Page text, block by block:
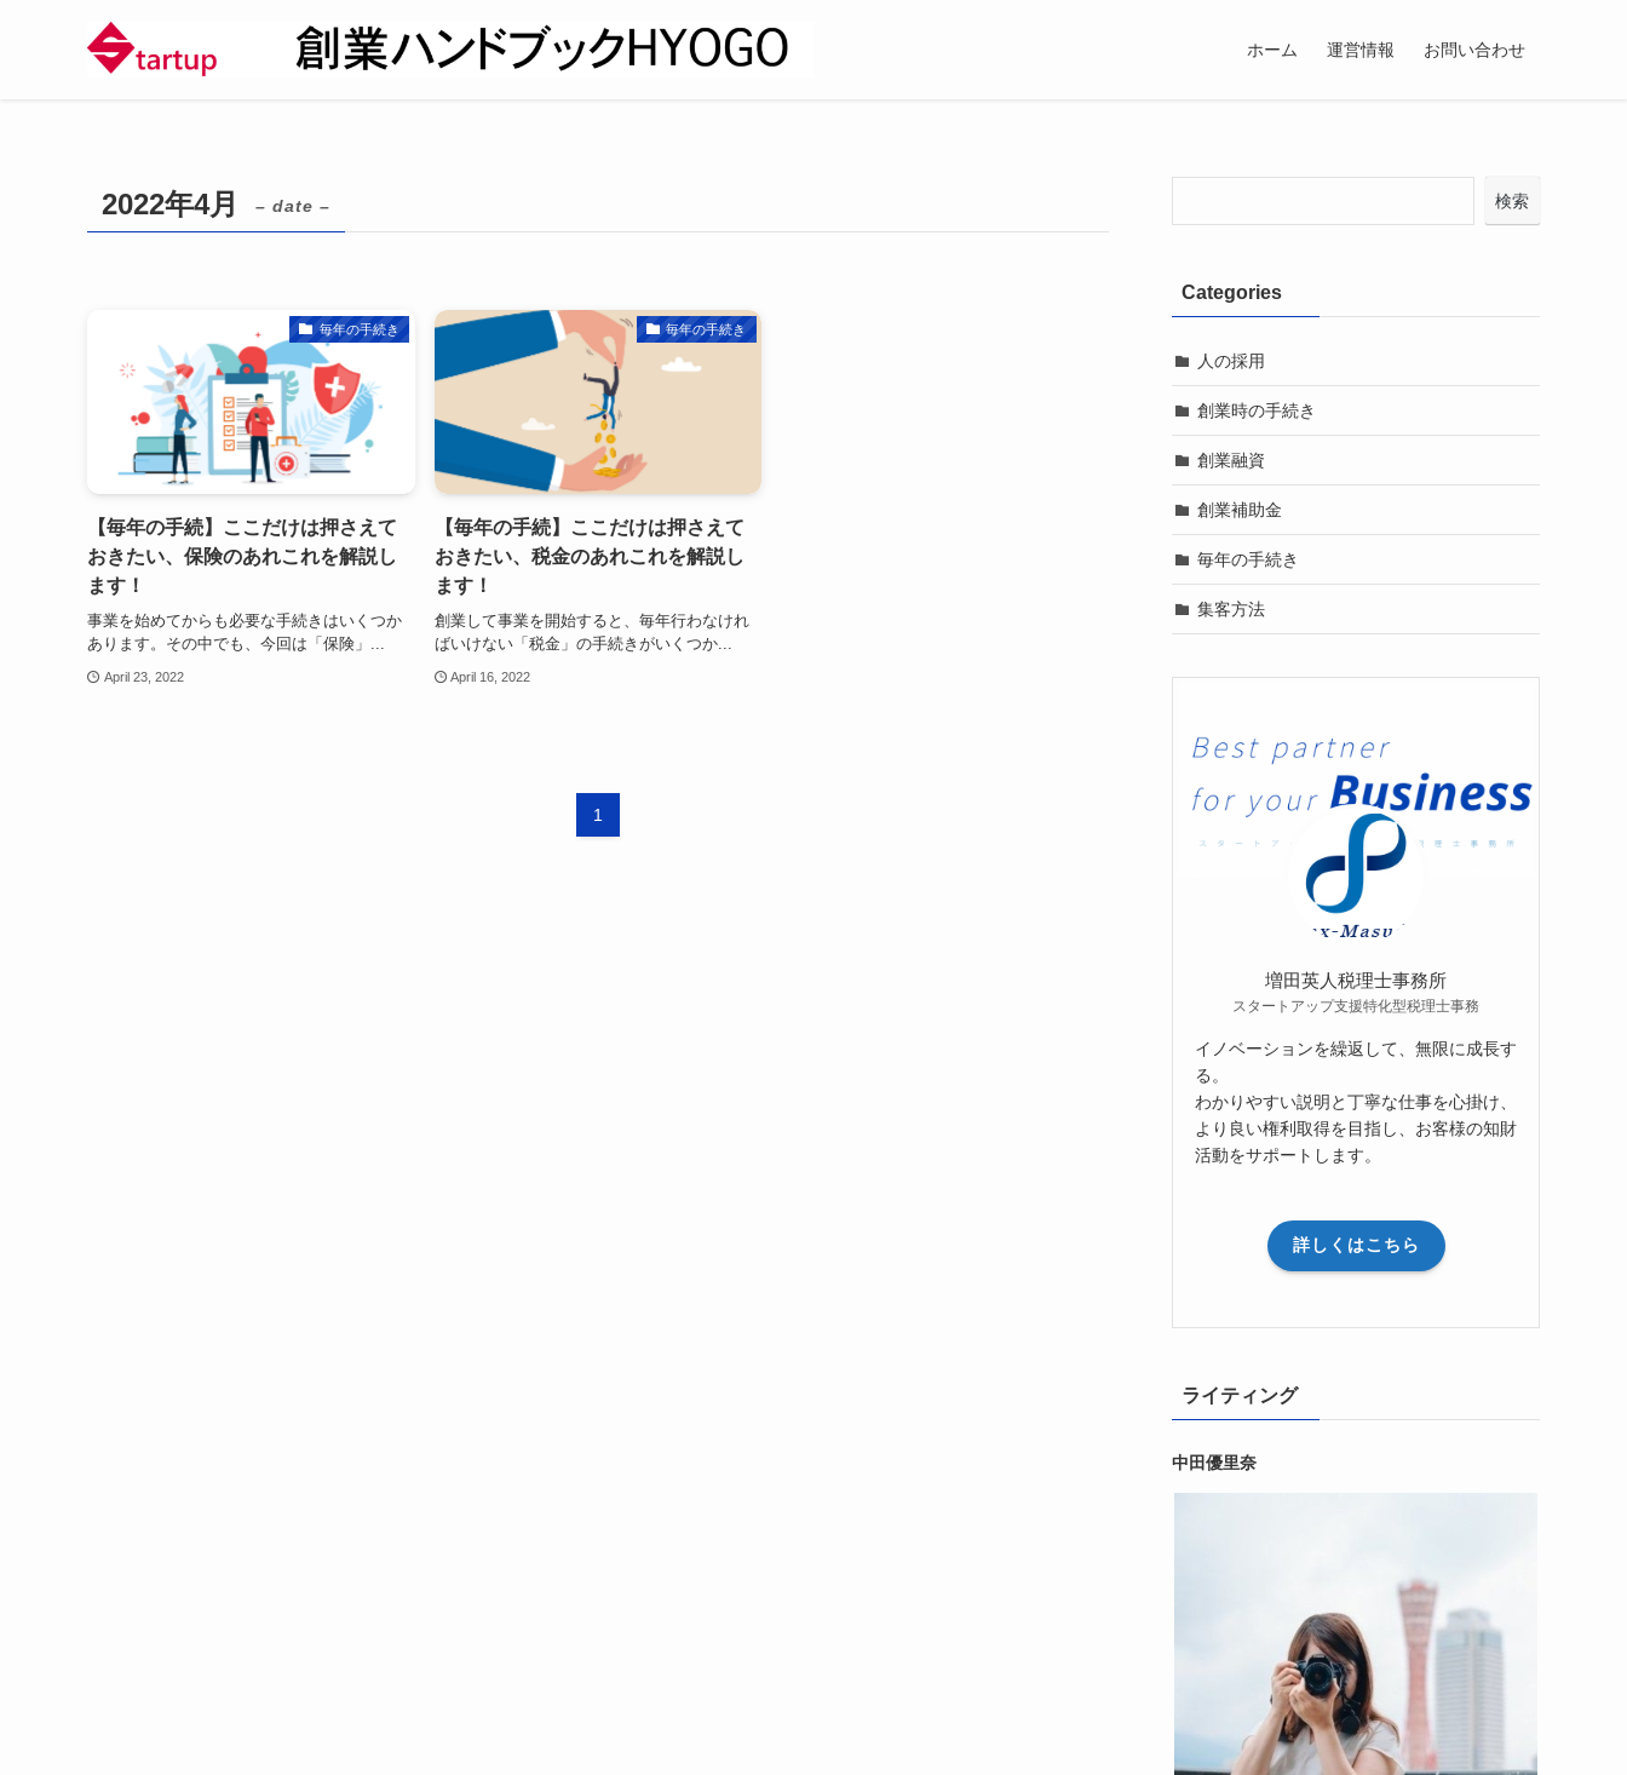
ホーム 運営情報 お問い合わせ
2022年4月 – date –
毎年の手続き
【毎年の手続】ここだけは押さえて
おきたい、保険のあれこれを解説し
ます！
事業を始めてからも必要な手続きはいくつか
あります。その中でも、今回は「保険」...
April 23, 2022
毎年の手続き
【毎年の手続】ここだけは押さえて
おきたい、税金のあれこれを解説し
ます！
創業して事業を開始すると、毎年行わなけれ
ばいけない「税金」の手続きがいくつか...
April 16, 2022
1
検索
Categories
人の採用
創業時の手続き
創業融資
創業補助金
毎年の手続き
集客方法
増田英人税理士事務所
スタートアップ支援特化型税理士事務
イノベーションを繰返して、無限に成長す
る。
わかりやすい説明と丁寧な仕事を心掛け、
より良い権利取得を目指し、お客様の知財
活動をサポートします。
詳しくはこちら
ライティング
中田優里奈